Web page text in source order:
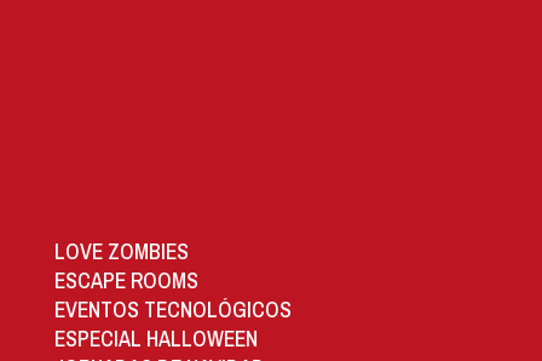
LOVE ZOMBIES
ESCAPE ROOMS
EVENTOS TECNOLÓGICOS
ESPECIAL HALLOWEEN